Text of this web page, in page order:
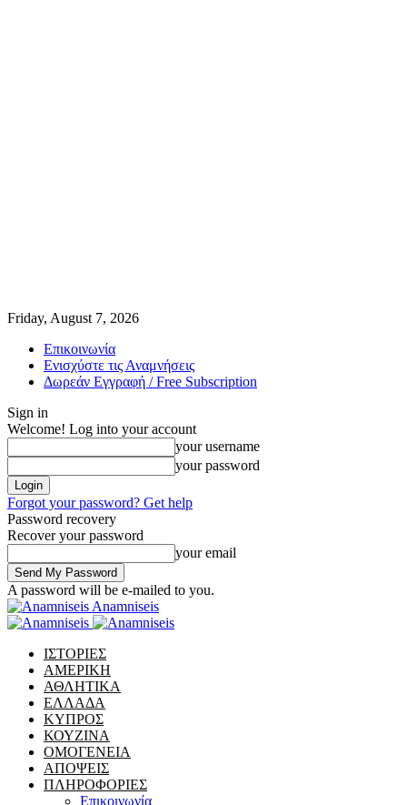
Friday, August 7, 2026
Επικοινωνία
Ενισχύστε τις Αναμνήσεις
Δωρεάν Εγγραφή / Free Subscription
Sign in
Welcome! Log into your account
your username
your password
Forgot your password? Get help
Password recovery
Recover your password
your email
A password will be e-mailed to you.
Anamniseis
ΙΣΤΟΡΙΕΣ
ΑΜΕΡΙΚΗ
ΑΘΛΗΤΙΚΑ
ΕΛΛΑΔΑ
ΚΥΠΡΟΣ
ΚΟΥΖΙΝΑ
ΟΜΟΓΕΝΕΙΑ
ΑΠΟΨΕΙΣ
ΠΛΗΡΟΦΟΡΙΕΣ
Επικοινωνία